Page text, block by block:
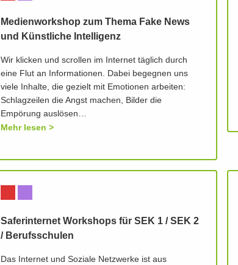
Medienworkshop zum Thema Fake News
und Künstliche Intelligenz
Wir klicken und scrollen im Internet täglich durch
eine Flut an Informationen. Dabei begegnen uns
viele Inhalte, die gezielt mit Emotionen arbeiten:
Schlagzeilen die Angst machen, Bilder die
Empörung auslösen…
Mehr lesen
Saferinternet Workshops für SEK 1 / SEK 2
/ Berufsschulen
Das Internet und Soziale Netzwerke ist aus